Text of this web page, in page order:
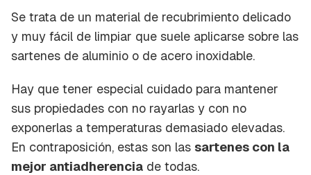
Se trata de un material de recubrimiento delicado
y muy fácil de limpiar que suele aplicarse sobre las
sartenes de aluminio o de acero inoxidable.
Hay que tener especial cuidado para mantener
sus propiedades con no rayarlas y con no
exponerlas a temperaturas demasiado elevadas.
En contraposición, estas son las sartenes con la
mejor antiadherencia de todas.